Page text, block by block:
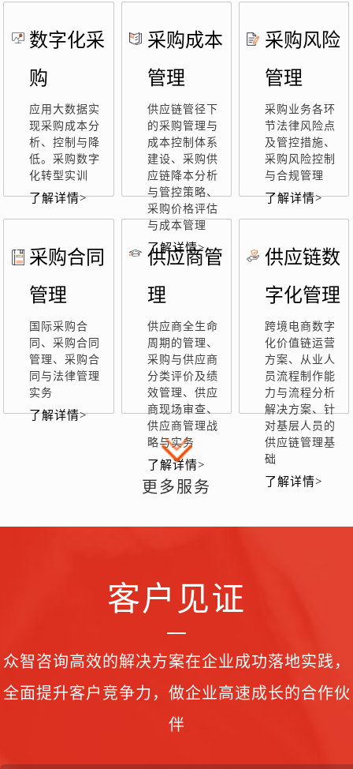
数字化采
购
应用大数据实
现采购成本分
析、控制与降
低。采购数字
化转型实训
了解详情>
采购成本
管理
供应链管径下
的采购管理与
成本控制体系
建设、采购供
应链降本分析
与管控策略、
采购价格评估
与成本管理
了解详情>
采购风险
管理
采购业务各环
节法律风险点
及管控措施、
采购风险控制
与合规管理
了解详情>
采购合同
管理
国际采购合
同、采购合同
管理、采购合
同与法律管理
实务
了解详情>
供应商管
理
供应商全生命
周期的管理、
采购与供应商
分类评价及绩
效管理、供应
商现场审查、
供应商管理战
略与实务
了解详情>
供应链数
字化管理
跨境电商数字
化价值链运营
方案、从业人
员流程制作能
力与流程分析
解决方案、针
对基层人员的
供应链管理基
础
了解详情>
更多服务
客户见证
众智咨询高效的解决方案在企业成功落地实践，
全面提升客户竞争力，做企业高速成长的合作伙
伴